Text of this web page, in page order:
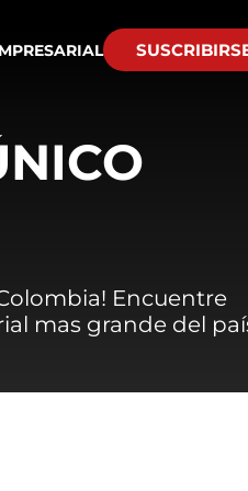
Encuentre
mas grande del